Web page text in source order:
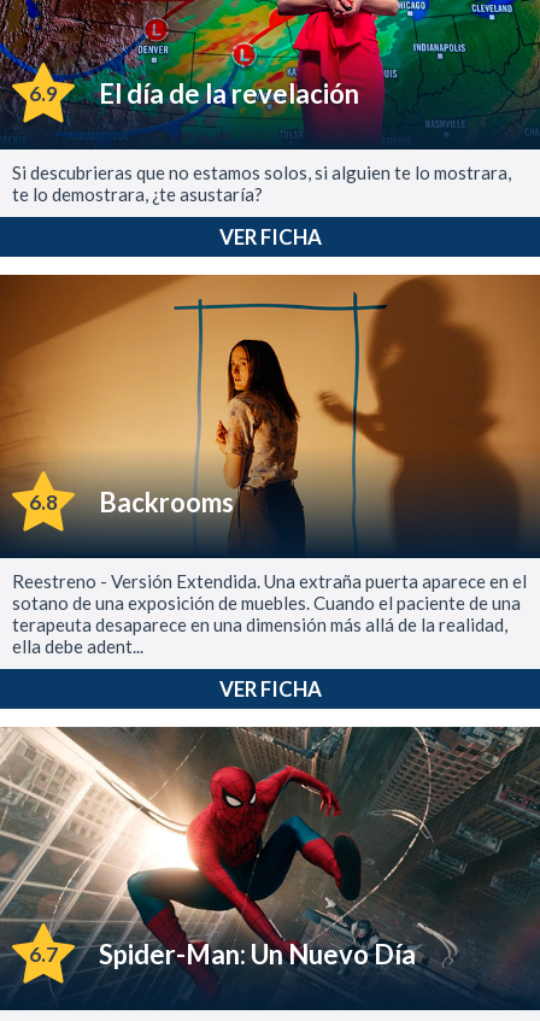
6.9 El día de la revelación
Si descubrieras que no estamos solos, si alguien te lo mostrara,
te lo demostrara, ¿te asustaría?
VER FICHA
6.8 Backrooms
Reestreno - Versión Extendida. Una extraña puerta aparece en el
sotano de una exposición de muebles. Cuando el paciente de una
terapeuta desaparece en una dimensión más allá de la realidad,
ella debe adent...
VER FICHA
6.7 Spider-Man: Un Nuevo Día